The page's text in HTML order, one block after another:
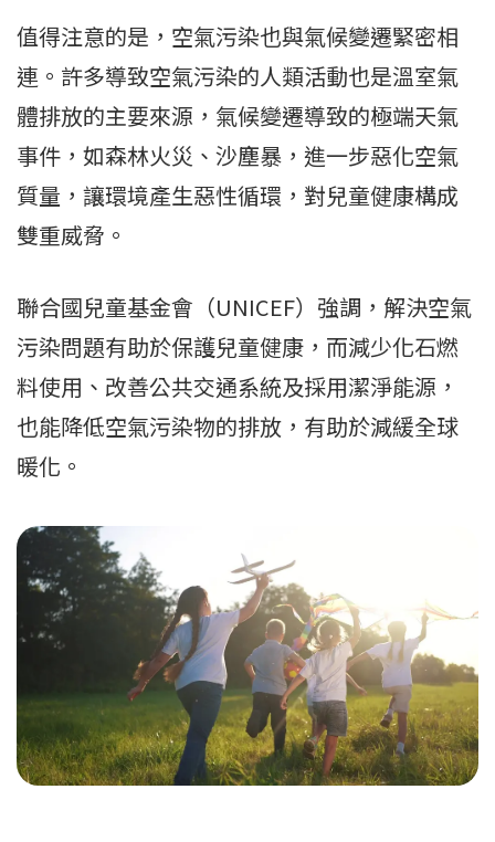
值得注意的是，空氣污染也與氣候變遷緊密相
連。許多導致空氣污染的人類活動也是溫室氣
體排放的主要來源，氣候變遷導致的極端天氣
事件，如森林火災、沙塵暴，進一步惡化空氣
質量，讓環境產生惡性循環，對兒童健康構成
雙重威脅。
聯合國兒童基金會（UNICEF）強調，解決空氣
污染問題有助於保護兒童健康，而減少化石燃
料使用、改善公共交通系統及採用潔淨能源，
也能降低空氣污染物的排放，有助於減緩全球
暖化。